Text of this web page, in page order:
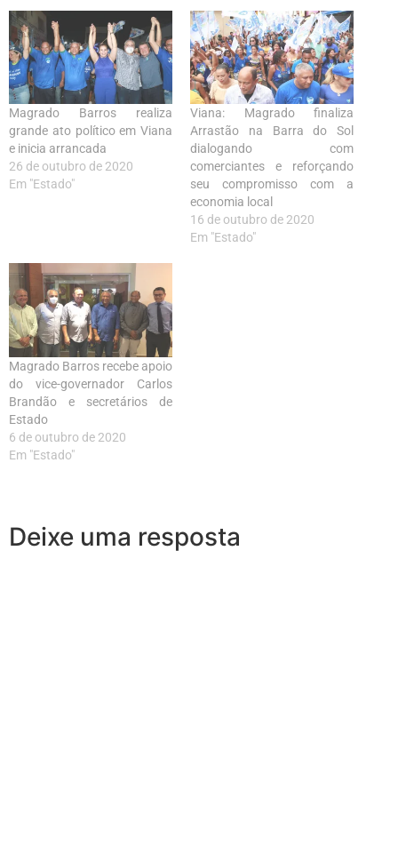
Magrado Barros realiza
grande ato político em Viana
e inicia arrancada
26 de outubro de 2020
Em "Estado"
Viana: Magrado finaliza
Arrastão na Barra do Sol
dialogando com
comerciantes e reforçando
seu compromisso com a
economia local
16 de outubro de 2020
Em "Estado"
Magrado Barros recebe apoio
do vice-governador Carlos
Brandão e secretários de
Estado
6 de outubro de 2020
Em "Estado"
Deixe uma resposta